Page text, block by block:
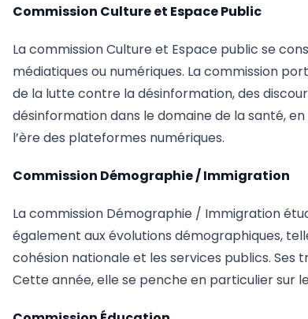
Commission Culture et Espace Public
La commission Culture et Espace public se
médiatiques ou numériques. La commission
de la lutte contre la désinformation, des
désinformation dans le domaine de la santé,
l’ère des plateformes numériques.
Commission Démographie / Immigration
La commission Démographie / Immigration
également aux évolutions démographiques,
cohésion nationale et les services publics.
Cette année, elle se penche en particulier sur